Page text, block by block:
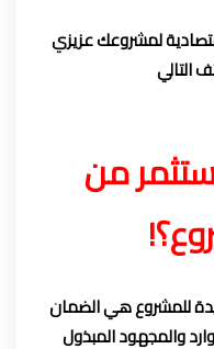
لمشروعك عزيزي
التالي
من
للمشروع هي الضمان
والمجهود المبذول